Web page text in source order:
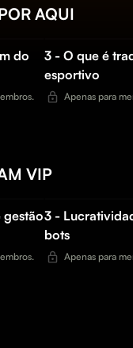
AQUI
do
3 - O que é
esportivo
Apenas para
VIP
gestão3 -
bots
Apenas para